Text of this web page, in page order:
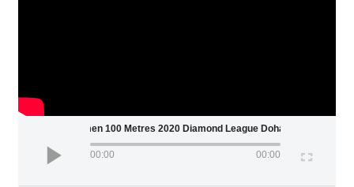
Women 100 Metres 2020 Diamond League Doha
00:00 00:00